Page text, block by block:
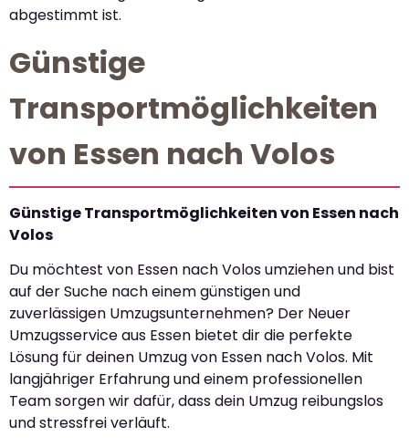
abgestimmt ist.
Günstige
Transportmöglichkeiten
von Essen nach Volos
Günstige Transportmöglichkeiten von Essen nach
Volos
Du möchtest von Essen nach Volos umziehen und bist
auf der Suche nach einem günstigen und
zuverlässigen Umzugsunternehmen? Der Neuer
Umzugsservice aus Essen bietet dir die perfekte
Lösung für deinen Umzug von Essen nach Volos. Mit
langjähriger Erfahrung und einem professionellen
Team sorgen wir dafür, dass dein Umzug reibungslos
und stressfrei verläuft.